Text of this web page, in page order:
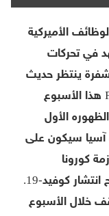
الأميركية
في تحركات
ينتظر حديث
سام بانكمان فرايد مؤسس منصة FTX هذا الأسبوع
الأول
آسيا سيكون على
كورونا
والاستمرار في السياسة المتشددة لكبح انتشار كوفيد-19.
خلال الأسبوع